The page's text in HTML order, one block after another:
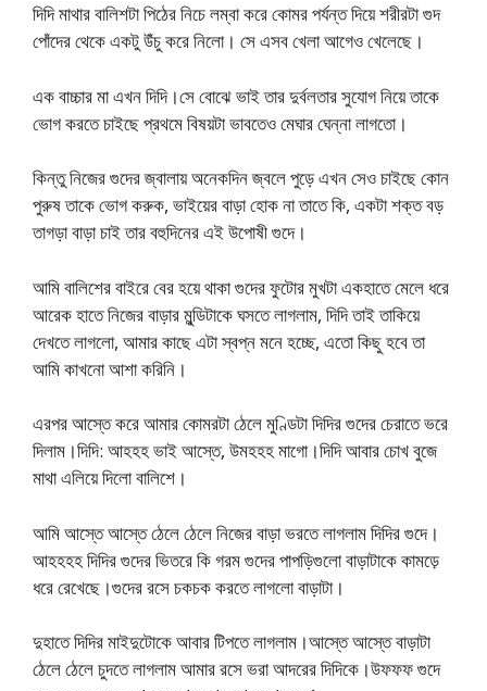
দিদি মাথার বালিশটা পিঠের নিচে লম্বা করে কোমর পর্যন্ত দিয়ে শরীরটা গুদ
পোঁদের থেকে একটু উঁচু করে নিলো। সে এসব খেলা আগেও খেলেছে।
এক বাচ্চার মা এখন দিদি।সে বোঝে ভাই তার দুর্বলতার সুযোগ নিয়ে তাকে
ভোগ করতে চাইছে প্রথমে বিষয়টা ভাবতেও মেঘার ঘেন্না লাগতো।
কিন্তু নিজের গুদের জ্বালায় অনেকদিন জ্বলে পুড়ে এখন সেও চাইছে কোন
পুরুষ তাকে ভোগ করুক, ভাইয়ের বাড়া হোক না তাতে কি, একটা শক্ত বড়
তাগড়া বাড়া চাই তার বহুদিনের এই উপোষী গুদে।
আমি বালিশের বাইরে বের হয়ে থাকা গুদের ফুটোর মুখটা একহাতে মেলে ধরে
আরেক হাতে নিজের বাড়ার মুন্ডিটাকে ঘসতে লাগলাম, দিদি তাই তাকিয়ে
দেখতে লাগলো, আমার কাছে এটা স্বপ্ন মনে হচ্ছে, এতো কিছু হবে তা
আমি কাখনো আশা করিনি।
এরপর আস্তে করে আমার কোমরটা ঠেলে মুণ্ডিটা দিদির গুদের চেরাতে ভরে
দিলাম।দিদি: আহহহ ভাই আস্তে, উমহহহ মাগো।দিদি আবার চোখ বুজে
মাথা এলিয়ে দিলো বালিশে।
আমি আস্তে আস্তে ঠেলে ঠেলে নিজের বাড়া ভরতে লাগলাম দিদির গুদে।
আহহহহ দিদির গুদের ভিতরে কি গরম গুদের পাপড়িগুলো বাড়াটাকে কামড়ে
ধরে রেখেছে।গুদের রসে চকচক করতে লাগলো বাড়াটা।
দুহাতে দিদির মাইদুটোকে আবার টিপতে লাগলাম।আস্তে আস্তে বাড়াটা
ঠেলে ঠেলে চুদতে লাগলাম আমার রসে ভরা আদরের দিদিকে।উফফফ গুদে